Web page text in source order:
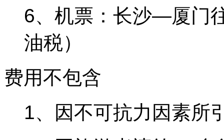
6、机票：长沙—厦门
油税）
费用不包含
1、因不可抗力因素所